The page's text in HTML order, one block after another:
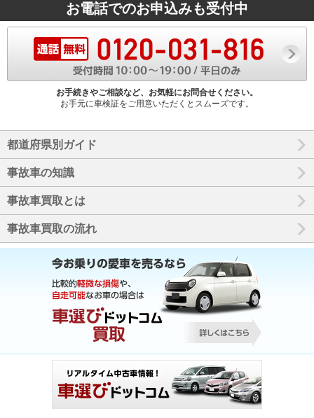
お電話でのお申込みも受付中
お手続きやご相談など、お気軽にお問合せください。
お手元に車検証をご用意いただくとスムーズです。
都道府県別ガイド
事故車の知識
事故車買取とは
事故車買取の流れ